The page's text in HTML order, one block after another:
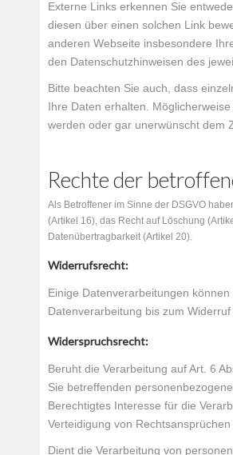
Externe Links erkennen Sie
diesen über einen solchen Link
anderen Webseite insbesondere
den Datenschutzhinweisen des
Bitte beachten Sie auch, dass
Ihre Daten erhalten.
werden oder gar unerwünscht dem
Rechte der
Als Betroffener im Sinne der DSGVO
(Artikel 16), das Recht auf Löschung
Datenübertragbarkeit (Artikel 20).
Widerrufsrecht:
Einige Datenverarbeitungen
Datenverarbeitung bis zum
Widerspruchsrecht:
Beruht die Verarbeitung auf Art. 6
Sie betreffenden
Berechtigtes Interesse für die
Verteidigung von
Dient die Verarbeitung von